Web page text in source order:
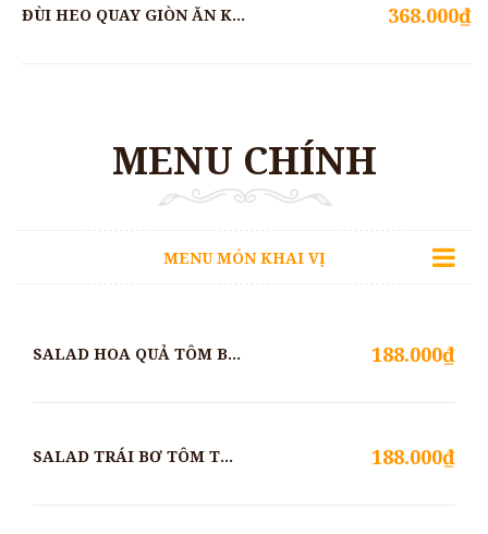
ĐÙI HEO QUAY GIÒN ĂN KÈM CỦ MUỐI CHUA 368.000₫
MENU CHÍNH
MENU MÓN KHAI VỊ
SALAD HOA QUẢ TÔM BIỂN SỐT CHANH LEO 188.000₫
SALAD TRÁI BƠ TÔM THỊT SỐT ME 188.000₫